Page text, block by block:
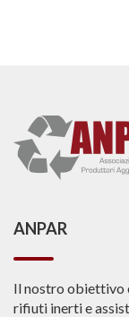
ANPAR
Il nostro obiettivo
rifiuti inerti e